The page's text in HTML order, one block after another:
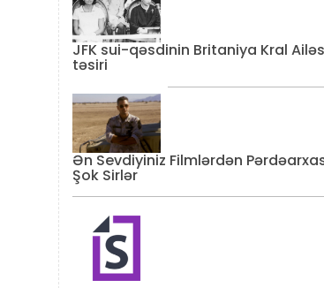
JFK sui-qəsdinin Britaniya Kral
təsiri
Ən Sevdiyiniz Filmlərdən
Şok Sirlər